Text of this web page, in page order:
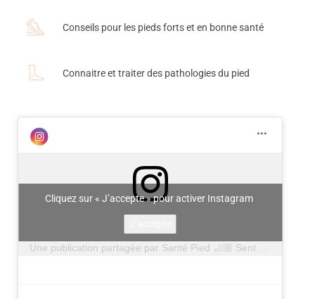
Conseils pour les pieds forts et en bonne santé
Connaitre et traiter des pathologies du pied
Cliquez sur « J’accepte » pour activer Instagram